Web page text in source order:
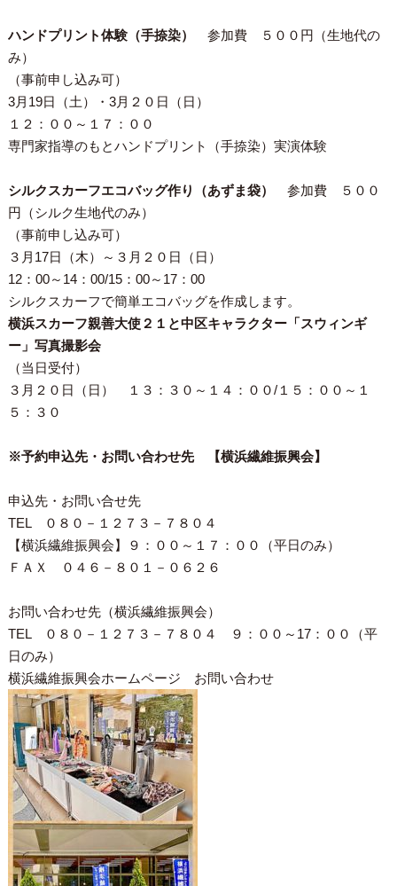
ハンドプリント体験（手捺染）
参加費 ５００円（生地代の
み）
（事前申し込み可）
3月19日（土）・3月２０日（日）
１２：００～１７：００
専門家指導のもとハンドプリント（手捺染）実演体験
シルクスカーフエコバッグ作り（あずま袋）
参加費 ５００
円（シルク生地代のみ）
（事前申し込み可）
３月17日（木）～３月２０日（日）
12：00～14：00/15：00～17：00
シルクスカーフで簡単エコバッグを作成します。
横浜スカーフ親善大使２１と中区キャラクター「スウィンギ
ー」写真撮影会
（当日受付）
３月２０日（日） １３：３０～１４：００/１５：００～１
５：３０
※予約申込先・お問い合わせ先 【横浜繊維振興会】
申込先・お問い合せ先
TEL ０８０－１２７３－７８０４
【横浜繊維振興会】９：００～１７：００（平日のみ）
ＦＡＸ ０４６－８０１－０６２６
お問い合わせ先（横浜繊維振興会）
TEL ０８０－１２７３－７８０４ ９：００～17：００（平
日のみ）
横浜繊維振興会ホームページ お問い合わせ